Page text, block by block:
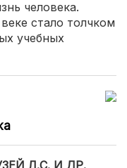
человека.
стало толчком
учебных
Л.С. И ДР.